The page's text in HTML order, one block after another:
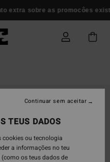
sobre as promocôes
TEUS DADOS
ou tecnologia
a informações no teu
os teus dados de
Continuar sem aceitar